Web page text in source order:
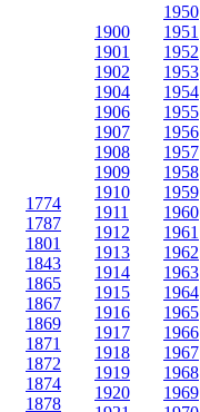
1774
1787
1801
1843
1865
1867
1869
1871
1872
1874
1878
1900
1901
1902
1904
1906
1907
1908
1909
1910
1911
1912
1913
1914
1915
1916
1917
1918
1919
1920
1950
1951
1952
1953
1954
1955
1956
1957
1958
1959
1960
1961
1962
1963
1964
1965
1966
1967
1968
1969